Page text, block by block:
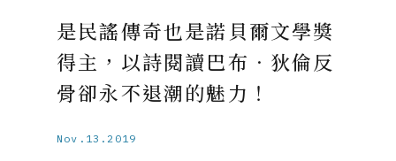
是民謠傳奇也是諾貝爾文學獎
得主，以詩閱讀巴布．狄倫反
骨卻永不退潮的魅力！
Nov.13.2019